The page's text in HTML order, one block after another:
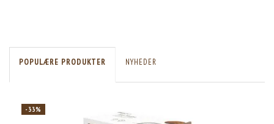
POPULÆRE PRODUKTER NYHEDER
-33%